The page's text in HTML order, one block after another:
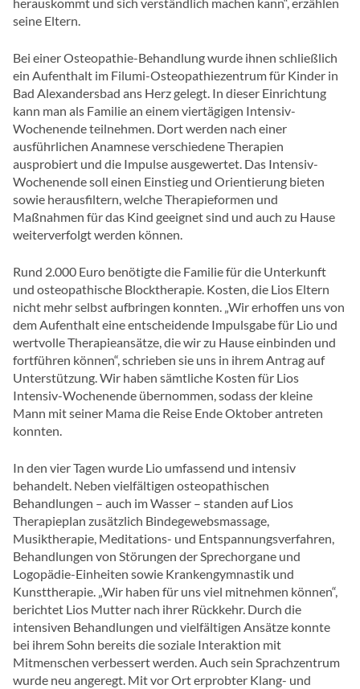
seine Eltern.
Bei einer Osteopathie-Behandlung wurde ihnen schließlich
ein Aufenthalt im Filumi-Osteopathiezentrum für Kinder in
Bad Alexandersbad ans Herz gelegt. In dieser Einrichtung
kann man als Familie an einem viertägigen Intensiv-
Wochenende teilnehmen. Dort werden nach einer
ausführlichen Anamnese verschiedene Therapien
ausprobiert und die Impulse ausgewertet. Das Intensiv-
Wochenende soll einen Einstieg und Orientierung bieten
sowie herausfiltern, welche Therapieformen und
Maßnahmen für das Kind geeignet sind und auch zu Hause
weiterverfolgt werden können.
Rund 2.000 Euro benötigte die Familie für die Unterkunft
und osteopathische Blocktherapie. Kosten, die Lios Eltern
nicht mehr selbst aufbringen konnten. „Wir erhoffen uns von
dem Aufenthalt eine entscheidende Impulsgabe für Lio und
wertvolle Therapieansätze, die wir zu Hause einbinden und
fortführen können“, schrieben sie uns in ihrem Antrag auf
Unterstützung. Wir haben sämtliche Kosten für Lios
Intensiv-Wochenende übernommen, sodass der kleine
Mann mit seiner Mama die Reise Ende Oktober antreten
konnten.
In den vier Tagen wurde Lio umfassend und intensiv
behandelt. Neben vielfältigen osteopathischen
Behandlungen – auch im Wasser – standen auf Lios
Therapieplan zusätzlich Bindegewebsmassage,
Musiktherapie, Meditations- und Entspannungsverfahren,
Behandlungen von Störungen der Sprechorgane und
Logopädie-Einheiten sowie Krankengymnastik und
Kunsttherapie. „Wir haben für uns viel mitnehmen können“,
berichtet Lios Mutter nach ihrer Rückkehr. Durch die
intensiven Behandlungen und vielfältigen Ansätze konnte
bei ihrem Sohn bereits die soziale Interaktion mit
Mitmenschen verbessert werden. Auch sein Sprachzentrum
wurde neu angeregt. Mit vor Ort erprobter Klang- und